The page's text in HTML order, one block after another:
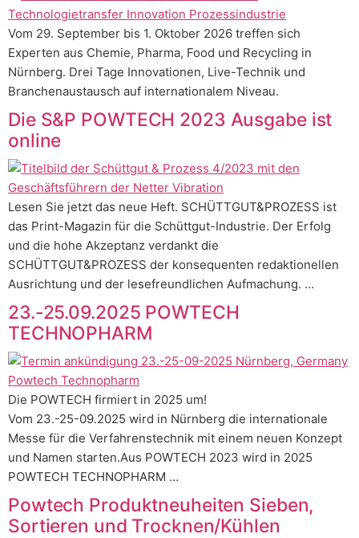
Vom 29. September bis 1. Oktober 2026 treffen sich
Experten aus Chemie, Pharma, Food und Recycling in
Nürnberg. Drei Tage Innovationen, Live-Technik und
Branchenaustausch auf internationalem Niveau.
Die S&P POWTECH 2023 Ausgabe ist
online
Lesen Sie jetzt das neue Heft. SCHÜTTGUT&PROZESS ist
das Print-Magazin für die Schüttgut-Industrie. Der Erfolg
und die hohe Akzeptanz verdankt die
SCHÜTTGUT&PROZESS der konsequenten redaktionellen
Ausrichtung und der lesefreundlichen Aufmachung. …
23.-25.09.2025 POWTECH
TECHNOPHARM
Die POWTECH firmiert in 2025 um!
Vom 23.-25-09.2025 wird in Nürnberg die internationale
Messe für die Verfahrenstechnik mit einem neuen Konzept
und Namen starten.Aus POWTECH 2023 wird in 2025
POWTECH TECHNOPHARM …
Powtech Produktneuheiten Sieben,
Sortieren und Trocknen/Kühlen